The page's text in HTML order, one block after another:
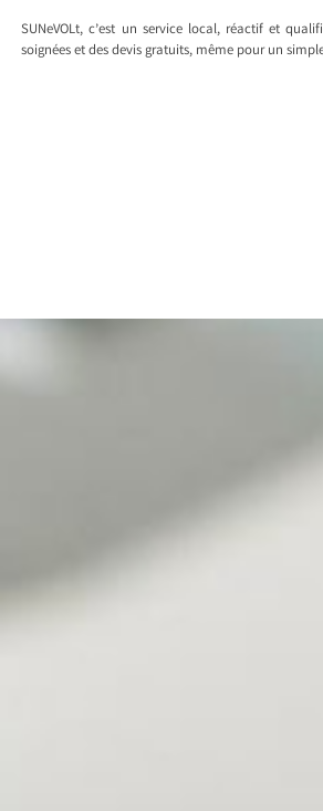
SUNeVOLt, c’est un service local, réactif et
soignées et des devis gratuits, même pour un